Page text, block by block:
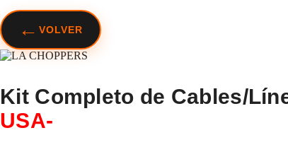
← VOLVER
Kit Completo de Cables/
USA-